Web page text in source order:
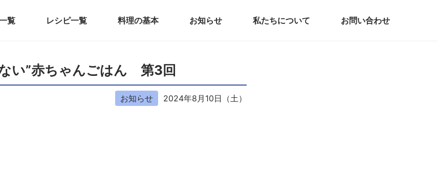
覧 レシピ一覧 料理の基本 お知らせ 私たちについて お問い合わせ
い”赤ちゃんごはん 第3回
お知らせ 2024年8月10日（土）